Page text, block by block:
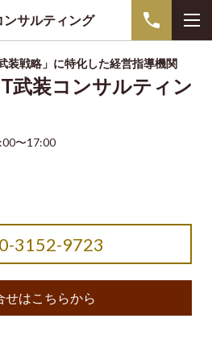
サルティング
装戦略」に特化した経営指導機関
武装コンサルティン
〜17:00
3152-9723
せはこちらから